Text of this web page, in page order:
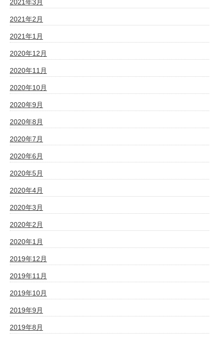
2021年3月
2021年2月
2021年1月
2020年12月
2020年11月
2020年10月
2020年9月
2020年8月
2020年7月
2020年6月
2020年5月
2020年4月
2020年3月
2020年2月
2020年1月
2019年12月
2019年11月
2019年10月
2019年9月
2019年8月